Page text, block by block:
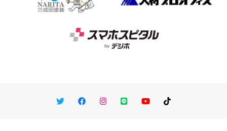
TwitterFacebookInstagram
LINE You TubeTikTok